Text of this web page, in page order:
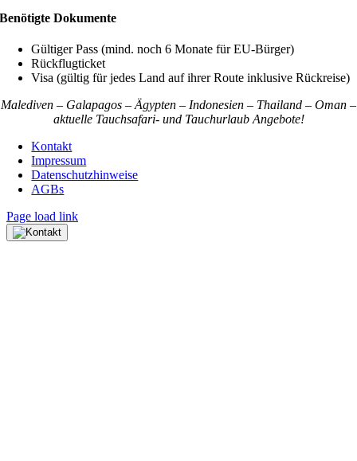
Benötigte Dokumente
Gültiger Pass (mind. noch 6 Monate für EU-Bürger)
Rückflugticket
Visa (gültig für jedes Land auf ihrer Route inklusive Rückreise)
Malediven – Galapagos – Ägypten – Indonesien – Thailand – Oman –
aktuelle Tauchsafari- und Tauchurlaub Angebote!
Kontakt
Impressum
Datenschutzhinweise
AGBs
Page load link